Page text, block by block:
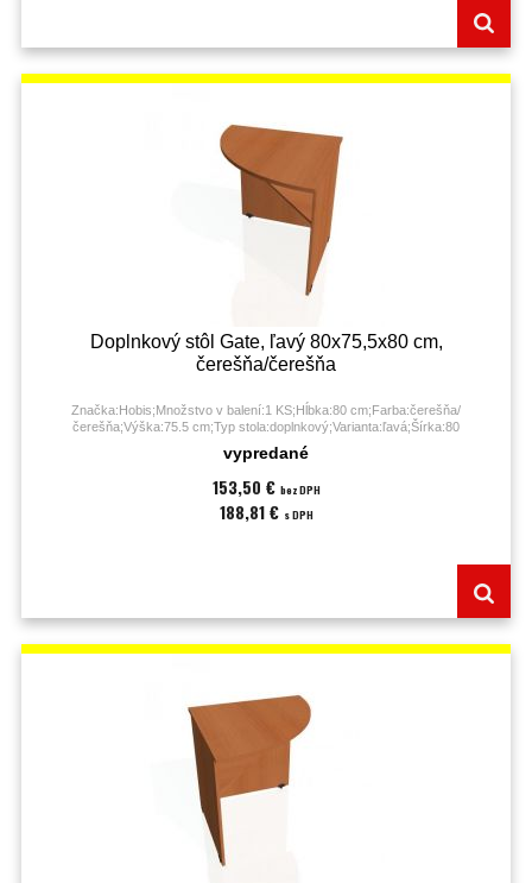
Doplnkový stôl Gate, ľavý 80x75,5x80 cm,
čerešňa/čerešňa
Značka:Hobis;Množstvo v balení:1 KS;Hĺbka:80 cm;Farba:čerešňa/
čerešňa;Výška:75.5 cm;Typ stola:doplnkový;Varianta:ľavá;Šírka:80
cm;Záruka:60 mesiacov;
vypredané
153,50 € bez DPH
188,81 € s DPH